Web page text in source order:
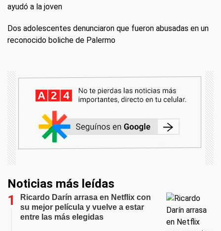
ayudó a la joven
Dos adolescentes denunciaron que fueron abusadas en un
reconocido boliche de Palermo
Noticias más leídas
Ricardo Darín arrasa en Netflix con
su mejor película y vuelve a estar
entre las más elegidas